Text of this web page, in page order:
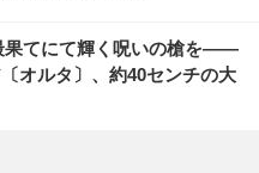
果てにて輝く呪いの槍を――
オルタ〕、約40センチの大